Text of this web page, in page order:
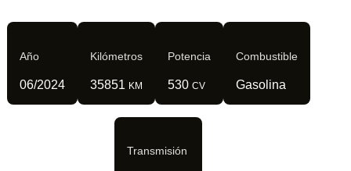
Año
06/2024
Kilómetros
35851 KM
Potencia
530 CV
Combustible
Gasolina
Transmisión